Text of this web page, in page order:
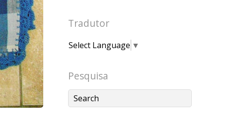
Tradutor
Select Language ▼
Pesquisa